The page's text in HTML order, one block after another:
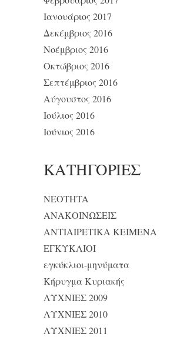
Ιανουάριος 2017
Δεκέμβριος 2016
Νοέμβριος 2016
Οκτώβριος 2016
Σεπτέμβριος 2016
Αύγουστος 2016
Ιούλιος 2016
Ιούνιος 2016
KΑΤΗΓΟΡΊΕΣ
NEOTHTA
ΑΝΑΚΟΙΝΩΣΕΙΣ
ΑΝΤΙΑΙΡΕΤΙΚΑ ΚΕΙΜΕΝΑ
ΕΓΚΥΚΛΙΟΙ
εγκύκλιοι-μηνύματα
Κήρυγμα Κυριακής
ΛΥΧΝΙΕΣ 2009
ΛΥΧΝΙΕΣ 2010
ΛΥΧΝΙΕΣ 2011